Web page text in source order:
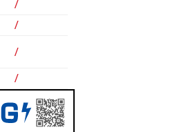
/
/
/
/